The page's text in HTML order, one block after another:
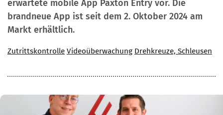
erwartete mobile App Paxton Entry vor. Die
brandneue App ist seit dem 2. Oktober 2024 am
Markt erhältlich.
Zutrittskontrolle Videoüberwachung Drehkreuze, Schleusen